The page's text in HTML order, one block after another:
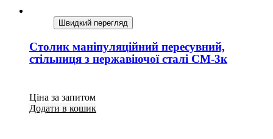
Швидкий перегляд
Столик маніпуляційний пересувний,
стільниця з нержавіючої сталі СМ-3к
Ціна за запитом
Додати в кошик